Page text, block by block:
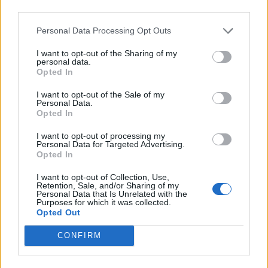
Personal Data Processing Opt Outs
I want to opt-out of the Sharing of my
personal data.
Opted In
I want to opt-out of the Sale of my
Personal Data.
Opted In
I want to opt-out of processing my
Personal Data for Targeted Advertising.
Opted In
I want to opt-out of Collection, Use,
Retention, Sale, and/or Sharing of my
Personal Data that Is Unrelated with the
Purposes for which it was collected.
Opted Out
CONFIRM
GMX936SBHV. Με
…
ΜΑΓΕΙΡΙΚΗ
Η LG και ο
κορυφαίος
σεφ Άκης
Πετρετζίκης
έχουν την
#sintagitisep
Η LG Electronics
(LG) στο πλαίσιο
της προωθητικής